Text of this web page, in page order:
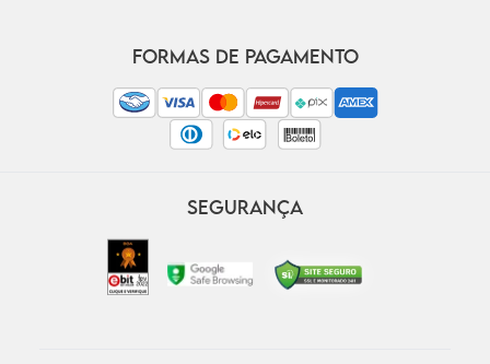
FORMAS DE PAGAMENTO
SEGURANÇA